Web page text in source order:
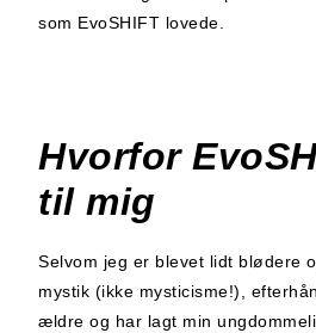
som EvoSHIFT lovede.
Hvorfor
til mig
Selvom jeg er blevet lidt blødere
mystik (ikke mysticisme!),
ældre og har lagt min